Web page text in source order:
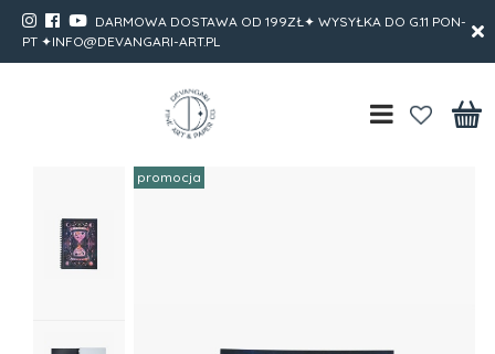
DARMOWA DOSTAWA OD 199ZŁ✦ WYSYŁKA DO G.11 PON-
PT ✦INFO@DEVANGARI-ART.PL
promocja